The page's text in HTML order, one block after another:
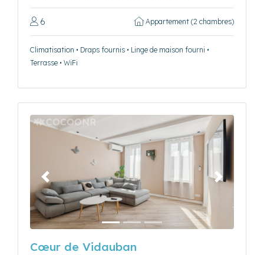
6 Appartement (2 chambres)
Climatisation • Draps fournis • Linge de maison fourni •
Terrasse • WiFi
Précédent Suivant
Cœur de Vidauban